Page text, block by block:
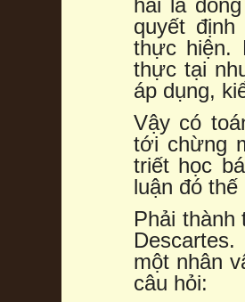
hai là
quyết
thực hiện.
thực tại
áp dụng,
Vậy có
tới chừng
triết học
luận đó thế
Phải thành
một nhân
câu hỏi: